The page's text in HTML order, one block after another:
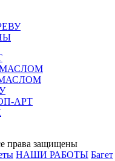
АРТ
права защищены
НАШИ РАБОТЫ Багет